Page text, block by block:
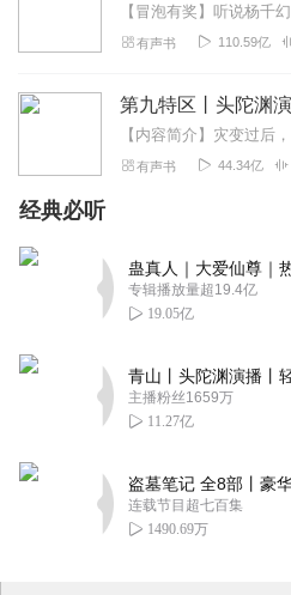
有声书 110.59亿
有声书 44.34亿
经典必听
专辑播放量超19.4亿
19.05亿
主播粉丝1659万
11.27亿
连载节目超七百集
1490.69万